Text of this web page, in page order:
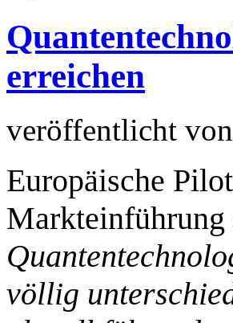
erreichen
veröffentlicht von
Europäische
Markteinführung
völlig